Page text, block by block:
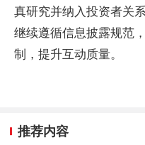
真研究并纳入投资者关
继续遵循信息披露规范
制，提升互动质量。
推荐内容